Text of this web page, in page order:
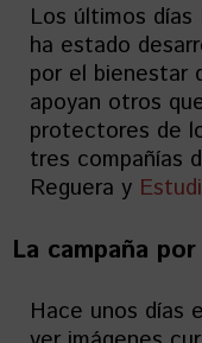
Los últimos
ha estado
por el bienestar
apoyan otros
protectores de
tres compañías
Reguera y
La campaña
Hace unos días